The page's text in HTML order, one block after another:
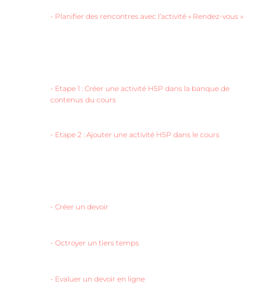
- Planifier des rencontres avec l’activité « Rendez-vous »
- Etape 1 : Créer une activité H5P dans la banque de
contenus du cours
- Etape 2 : Ajouter une activité H5P dans le cours
- Créer un devoir
- Octroyer un tiers temps
- Evaluer un devoir en ligne